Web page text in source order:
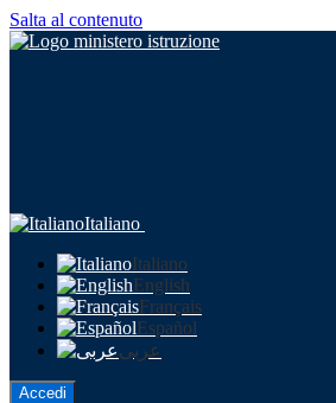
Salta al contenuto
Italiano
Italiano
English
Français
Español
عربى
Accedi